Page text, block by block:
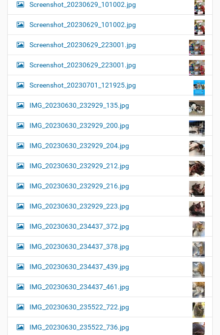
Screenshot_20230629_101002.jpg
Screenshot_20230629_101002.jpg
Screenshot_20230629_223001.jpg
Screenshot_20230629_223001.jpg
Screenshot_20230701_121925.jpg
IMG_20230630_232929_135.jpg
IMG_20230630_232929_200.jpg
IMG_20230630_232929_204.jpg
IMG_20230630_232929_212.jpg
IMG_20230630_232929_216.jpg
IMG_20230630_232929_223.jpg
IMG_20230630_234437_372.jpg
IMG_20230630_234437_378.jpg
IMG_20230630_234437_439.jpg
IMG_20230630_234437_461.jpg
IMG_20230630_235522_722.jpg
IMG_20230630_235522_736.jpg